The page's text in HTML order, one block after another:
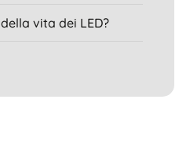
vita dei LED?